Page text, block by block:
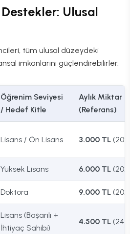
Ulusal
tüm ulusal düzeydeki
imkanlarını güçlendirebilirler.
Öğrenim Seviyesi
/ Hedef Kitle
Aylık Miktar
(Referans)
Lisans / Ön Lisans 3.000 TL
Yüksek Lisans 6.000 TL
Doktora 9.000 TL
Lisans (Başarılı +
İhtiyaç Sahibi)
4.500 TL (24-